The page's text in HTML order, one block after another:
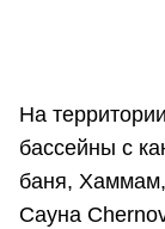
На территории
бассейны с
баня,
Сауна